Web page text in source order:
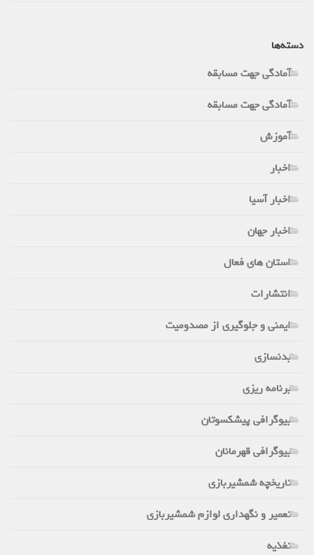
دسته‌ها
آمادگی جهت مسابقه
آمادگی جهت مسابقه
آموزش
اخبار
اخبار آسیا
اخبار جهان
استان های فعال
انتشارات
ایمنی و جلوگیری از مصدومیت
بدنسازی
برنامه ریزی
بیوگرافی پیشکسوتان
بیوگرافی قهرمانان
تاریخچه شمشیربازی
تعمیر و نگهداری لوازم شمشیربازی
تغذیه